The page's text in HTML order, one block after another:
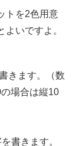
トを2色用意
いですよ。
きます。（数
場合は縦10
書きます。